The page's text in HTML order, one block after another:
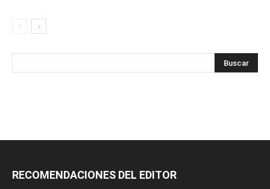
RECOMENDACIONES DEL EDITOR